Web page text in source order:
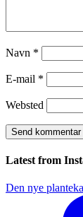
Navn *
E-mail *
Websted
Latest from
Den nye